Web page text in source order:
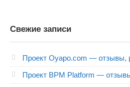
Свежие записи
Проект Oyapo.com — отзывы,
Проект BPM Platform —